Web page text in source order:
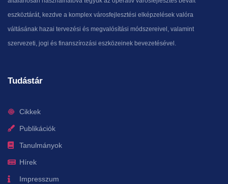
eszköztárát, kezdve a komplex városfejlesztési elképzelések valóra
váltásának hazai tervezési és megvalósítási módszereivel, valamint
szervezeti, jogi és finanszírozási eszközeinek bevezetésével.
Tudástár
Cikkek
Publikációk
Tanulmányok
Hírek
Impresszum